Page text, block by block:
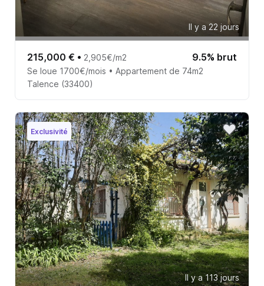
Il y a 22 jours
215,000 € • 2,905€/m2 9.5% brut
Se loue 1700€/mois • Appartement de 74m2
Talence (33400)
Exclusivité
Il y a 113 jours